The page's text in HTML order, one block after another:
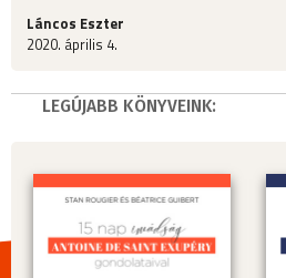
Láncos Eszter
2020. április 4.
LEGÚJABB KÖNYVEINK: